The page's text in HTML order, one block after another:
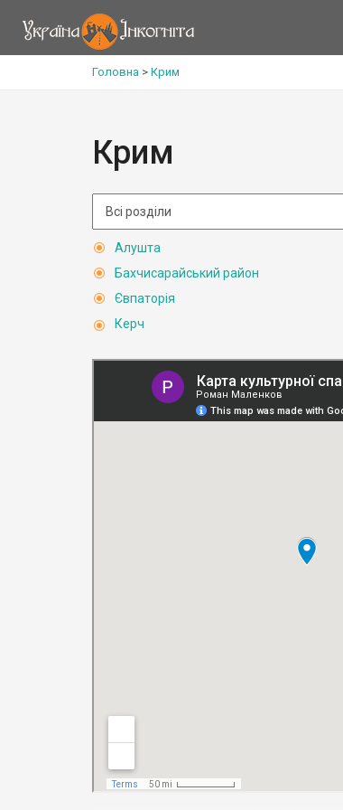
Головна > Крим
Крим
Алушта
Бахчисарайський район
Євпаторія
Керч